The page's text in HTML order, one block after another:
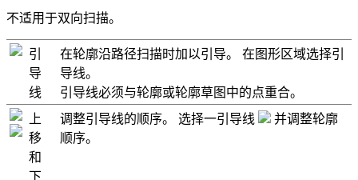
不适用于双向扫描。
引
导
线
在轮廓沿路径扫描时加以引导。 在图形区域选择引
导线。
引导线必须与轮廓或轮廓草图中的点重合。
上
移
和
下
调整引导线的顺序。 选择一引导线
并调整轮廓
顺序。